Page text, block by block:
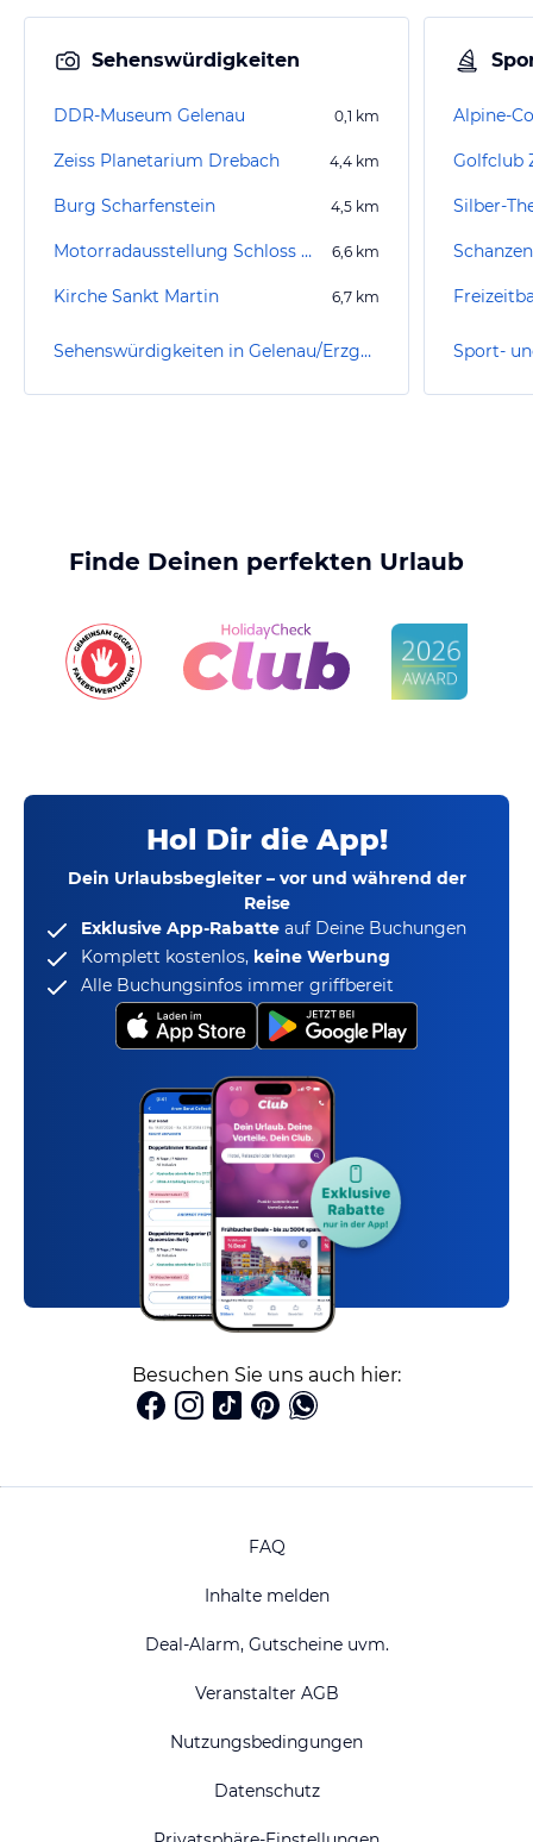
Sehenswürdigkeiten
DDR-Museum Gelenau 0,1 km
Zeiss Planetarium Drebach 4,4 km
Burg Scharfenstein 4,5 km
Motorradausstellung Schloss Wildeck 6,6 km
Kirche Sankt Martin 6,7 km
Sehenswürdigkeiten in Gelenau/Erzgebirge
Golfclub
Silber-
Finde Deinen perfekten Urlaub
Hol Dir die App!
Dein Urlaubsbegleiter – vor und während der
Reise
Exklusive App-Rabatte auf Deine Buchungen
Komplett kostenlos, keine Werbung
Alle Buchungsinfos immer griffbereit
Besuchen Sie uns auch hier:
FAQ
Inhalte melden
Deal-Alarm, Gutscheine uvm.
Veranstalter AGB
Nutzungsbedingungen
Datenschutz